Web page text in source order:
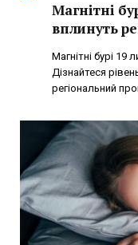
Магнітні
вплинуть
Магнітні бурі 19
Дізнайтеся
регіональний